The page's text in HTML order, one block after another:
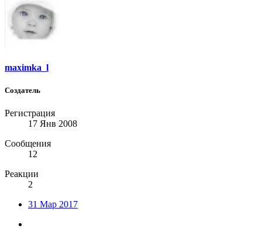
maximka_l
Создатель
Регистрация
17 Янв 2008
Сообщения
12
Реакции
2
31 Мар 2017